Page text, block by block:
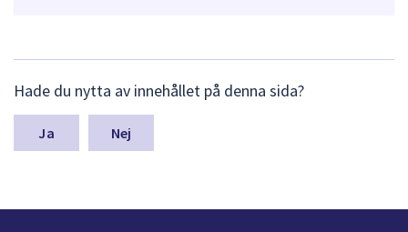
ä
m
a
n
Hade du nytta av innehållet på denna sida?
Nej